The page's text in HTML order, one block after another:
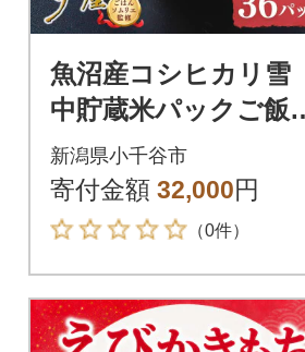
魚沼産コシヒカリ雪
中貯蔵米パックご飯1
80g×36個 ふっくら美
味しい 非常食 防災備
蓄
新潟県小千谷市
寄付金額 32,000円
（0件）